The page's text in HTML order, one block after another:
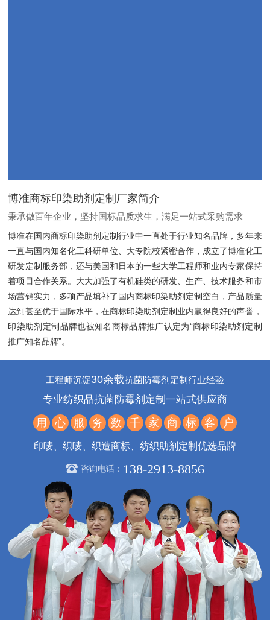
博准商标印染助剂定制厂家简介
秉承做百年企业，坚持国标品质求生，满足一站式采购需求
博准在国内商标印染助剂定制行业中一直处于行业知名品牌，多年来
一直与国内知名化工科研单位、大专院校紧密合作，成立了博准化工
研发定制服务部，还与美国和日本的一些大学工程师和业内专家保持
着项目合作关系。大大加强了有机硅类的研发、生产、技术服务和市
场营销实力，多项产品填补了国内商标印染助剂定制空白，产品质量
达到甚至优于国际水平，在商标印染助剂定制业内赢得良好的声誉，
印染助剂定制品牌也被知名商标品牌推广认定为“商标印染助剂定制
推广知名品牌”。
工程师沉淀30余载抗菌防霉剂定制行业经验
专业纺织品抗菌防霉剂定制一站式供应商
用 心 服 务 数 千 家 商 标 客 户
印唛、织唛、织造商标、纺织助剂定制优选品牌
咨询电话： 138-2913-8856